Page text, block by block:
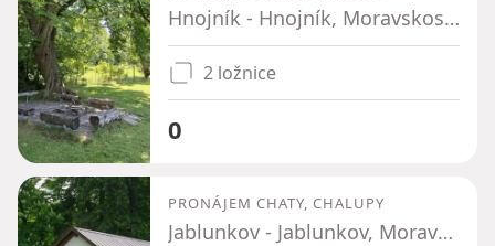
Hnojník - Hnojník, Moravskoslezský kraj
2 ložnice
0
PRONÁJEM CHATY, CHALUPY
Jablunkov - Jablunkov, Moravskoslezský kraj